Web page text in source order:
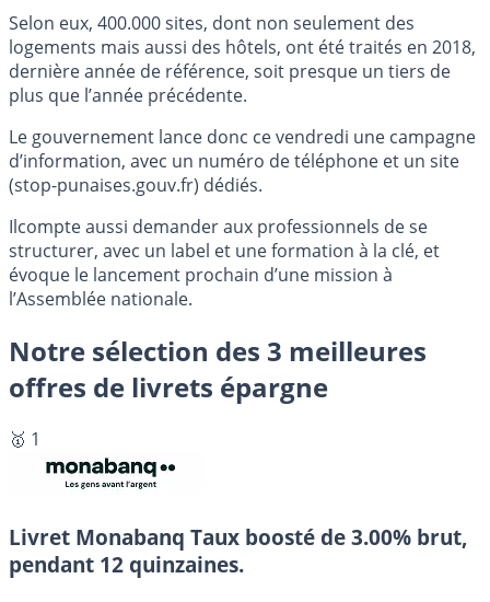
Selon eux, 400.000 sites, dont non seulement des
logements mais aussi des hôtels, ont été traités en 2018,
dernière année de référence, soit presque un tiers de
plus que l’année précédente.
Le gouvernement lance donc ce vendredi une campagne
d’information, avec un numéro de téléphone et un site
(stop-punaises.gouv.fr) dédiés.
Ilcompte aussi demander aux professionnels de se
structurer, avec un label et une formation à la clé, et
évoque le lancement prochain d’une mission à
l’Assemblée nationale.
Notre sélection des 3 meilleures
offres de livrets épargne
🥇 1
Livret Monabanq Taux boosté de 3.00% brut,
pendant 12 quinzaines.